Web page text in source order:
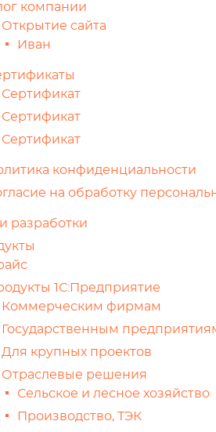
компании
Открытие сайта
Иван
Сертификат
Сертификат
Сертификат
конфиденциальности
на обработку
разработки
1С:Предприятие
Коммерческим фирмам
Государственным
Для крупных проектов
Отраслевые решения
Сельское и лесное хозяйство
Производство, ТЭК